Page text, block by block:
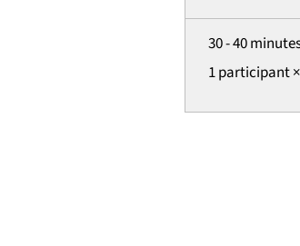
30 - 40
1 participant